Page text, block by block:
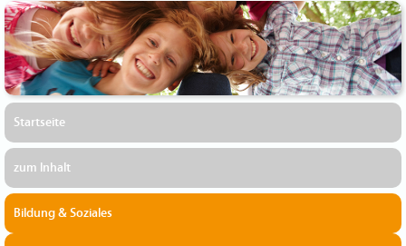
Startseite
zum Inhalt
Bildung & Soziales